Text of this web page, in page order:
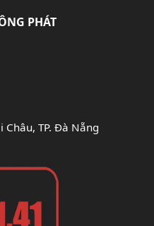
PHÁT
Châu, TP. Đà Nẵng